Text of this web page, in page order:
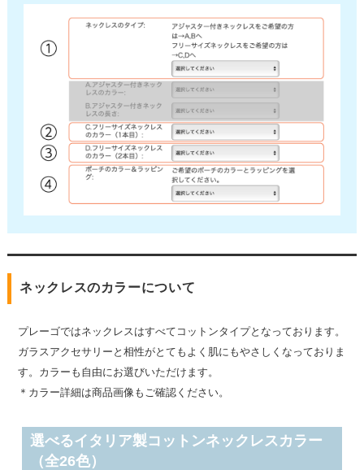
ネックレスのカラーについて
プレーゴではネックレスはすべてコットンタイプとなっております。
ガラスアクセサリーと相性がとてもよく肌にもやさしくなっておりま
す。カラーも自由にお選びいただけます。
＊カラー詳細は商品画像もご確認ください。
選べるイタリア製コットンネックレスカラー
（全26色）